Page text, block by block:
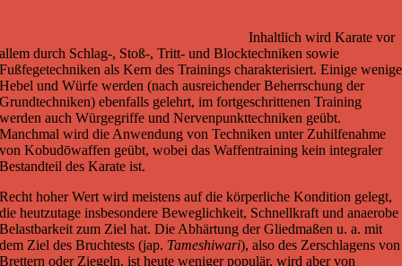
Inhaltlich wird Karate vor
allem durch Schlag-, Stoß-, Tritt- und Blocktechniken sowie
Fußfegetechniken als Kern des Trainings charakterisiert. Einige wenige
Hebel und Würfe werden (nach ausreichender Beherrschung der
Grundtechniken) ebenfalls gelehrt, im fortgeschrittenen Training
werden auch Würgegriffe und Nervenpunkttechniken geübt.
Manchmal wird die Anwendung von Techniken unter Zuhilfenahme
von Kobudōwaffen geübt, wobei das Waffentraining kein integraler
Bestandteil des Karate ist.
Recht hoher Wert wird meistens auf die körperliche Kondition gelegt,
die heutzutage insbesondere Beweglichkeit, Schnellkraft und anaerobe
Belastbarkeit zum Ziel hat. Die Abhärtung der Gliedmaßen u. a. mit
dem Ziel des Bruchtests (jap. Tameshiwari), also des Zerschlagens von
Brettern oder Ziegeln, ist heute weniger populär, wird aber von